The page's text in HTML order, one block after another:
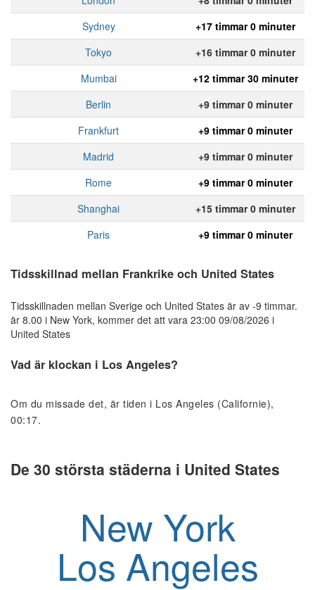
Sydney
+17 timmar 0 minuter
Tokyo
+16 timmar 0 minuter
Mumbai
+12 timmar 30 minuter
Berlin
+9 timmar 0 minuter
Frankfurt
+9 timmar 0 minuter
Madrid
+9 timmar 0 minuter
Rome
+9 timmar 0 minuter
Shanghai
+15 timmar 0 minuter
Paris
+9 timmar 0 minuter
Tidsskillnad mellan Frankrike och United States
Tidsskillnaden mellan Sverige och United States är av -9 timmar.
är 8.00 i New York, kommer det att vara 23:00 09/08/2026 i
United States
Vad är klockan i Los Angeles?
Om du missade det, är tiden i Los Angeles (Californie),
00:17.
De 30 största städerna i United States
New York
Los Angeles